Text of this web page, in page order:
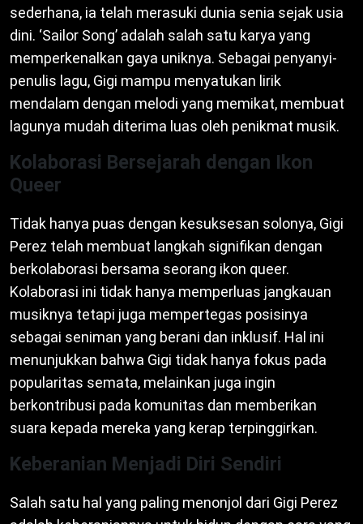
sederhana, ia telah merasuki dunia senia sejak usia
dini. ‘Sailor Song’ adalah salah satu karya yang
memperkenalkan gaya uniknya. Sebagai penyanyi-
penulis lagu, Gigi mampu menyatukan lirik
mendalam dengan melodi yang memikat, membuat
lagunya mudah diterima luas oleh penikmat musik.
Kolaborasi Bersejarah dengan Ikon
Queer
Tidak hanya puas dengan kesuksesan solonya, Gigi
Perez telah membuat langkah signifikan dengan
berkolaborasi bersama seorang ikon queer.
Kolaborasi ini tidak hanya memperluas jangkauan
musiknya tetapi juga mempertegas posisinya
sebagai seniman yang berani dan inklusif. Hal ini
menunjukkan bahwa Gigi tidak hanya fokus pada
popularitas semata, melainkan juga ingin
berkontribusi pada komunitas dan memberikan
suara kepada mereka yang kerap terpinggirkan.
Keberanian Menjadi Diri Sendiri
Salah satu hal yang paling menonjol dari Gigi Perez